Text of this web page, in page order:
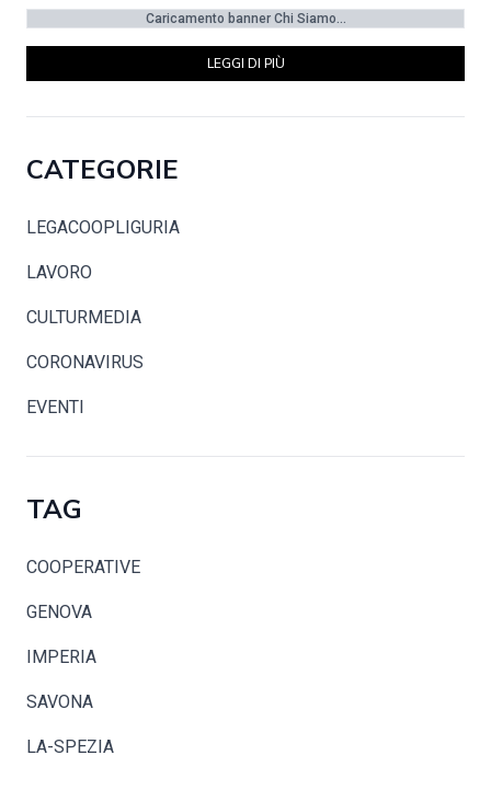
Caricamento banner Chi Siamo...
LEGGI DI PIÙ
CATEGORIE
LEGACOOPLIGURIA
LAVORO
CULTURMEDIA
CORONAVIRUS
EVENTI
TAG
COOPERATIVE
GENOVA
IMPERIA
SAVONA
LA-SPEZIA